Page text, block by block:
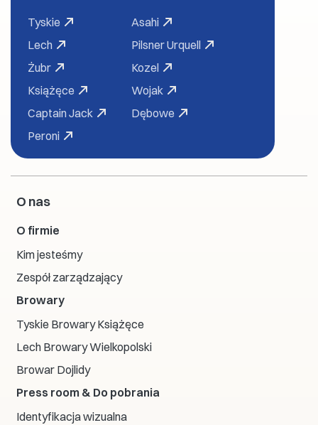
Tyskie
Lech
Żubr
Książęce
Captain Jack
Peroni
Asahi
Pilsner Urquell
Kozel
Wojak
Dębowe
O nas
O firmie
Kim jesteśmy
Zespół zarządzający
Browary
Tyskie Browary Książęce
Lech Browary Wielkopolski
Browar Dojlidy
Press room & Do pobrania
Identyfikacja wizualna